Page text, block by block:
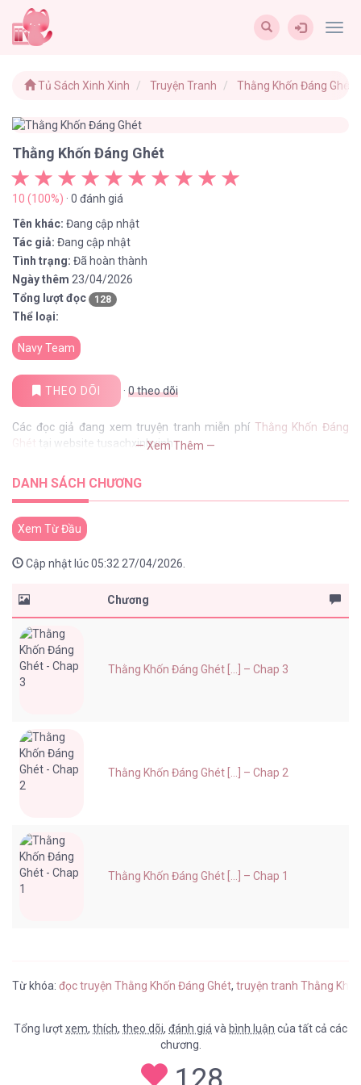
Tủ Sách Xinh Xinh Truyện Tranh Thằng Khốn Đáng Ghét
Thằng Khốn Đáng Ghét
10 (100%) · 0 đánh giá
Tên khác: Đang cập nhật
Tác giả: Đang cập nhật
Tình trạng: Đã hoàn thành
Ngày thêm 23/04/2026
Tổng lượt đọc
128
Thể loại:
Navy Team
THEO DÕI · 0theo dõi
Các đọc giả đang xem truyện tranh miễn phí Thằng Khốn Đáng
Ghét tại website tusachxinhxinh— Xem Thêm —
DANH SÁCH CHƯƠNG
Xem Từ Đầu
Cập nhật lúc 05:32 27/04/2026.
Chương
Thằng Khốn Đáng Ghét [...] – Chap 3
Thằng Khốn Đáng Ghét [...] – Chap 2
Thằng Khốn Đáng Ghét [...] – Chap 1
Từ khóa: đọc truyện Thằng Khốn Đáng Ghét, truyện tranh Thằng
Tổng lượtxem, thích, theo dõi, đánh giávà bình luận của tất cả các
chương.